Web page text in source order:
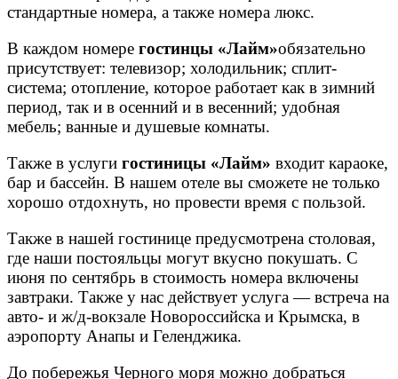
стандартные номера, а также номера люкс.
В каждом номере гостинцы «Лайм»обязательно
присутствует: телевизор; холодильник; сплит-
система; отопление, которое работает как в зимний
период, так и в осенний и в весенний; удобная
мебель; ванные и душевые комнаты.
Также в услуги гостиницы «Лайм» входит караоке,
бар и бассейн. В нашем отеле вы сможете не только
хорошо отдохнуть, но провести время с пользой.
Также в нашей гостинице предусмотрена столовая,
где наши постояльцы могут вкусно покушать. С
июня по сентябрь в стоимость номера включены
завтраки. Также у нас действует услуга — встреча на
авто- и ж/д-вокзале Новороссийска и Крымска, в
аэропорту Анапы и Геленджика.
До побережья Черного моря можно добраться